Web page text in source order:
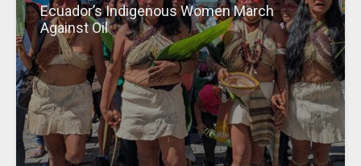
Ecuador’s Indigenous Women March
Against Oil